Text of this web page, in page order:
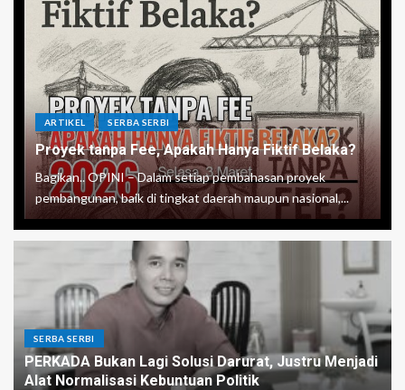
ARTIKEL SERBA SERBI
Proyek tanpa Fee, Apakah Hanya Fiktif Belaka?
Bagikan.. OPINI – Dalam setiap pembahasan proyek
pembangunan, baik di tingkat daerah maupun nasional,...
SERBA SERBI
PERKADA Bukan Lagi Solusi Darurat, Justru Menjadi
Alat Normalisasi Kebuntuan Politik